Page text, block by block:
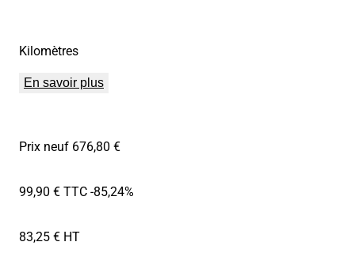
Kilomètres
En savoir plus
Prix neuf 676,80 €
99,90 € TTC-85,24%
83,25 € HT